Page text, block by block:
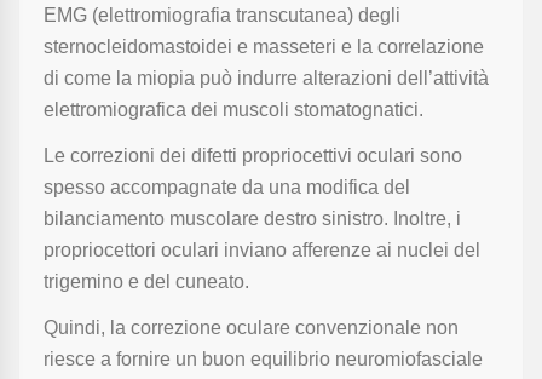
EMG (elettromiografia transcutanea) degli
sternocleidomastoidei e masseteri e la correlazione
di come la miopia può indurre alterazioni dell’attività
elettromiografica dei muscoli stomatognatici.
Le correzioni dei difetti propriocettivi oculari sono
spesso accompagnate da una modifica del
bilanciamento muscolare destro sinistro. Inoltre, i
propriocettori oculari inviano afferenze ai nuclei del
trigemino e del cuneato.
Quindi, la correzione oculare convenzionale non
riesce a fornire un buon equilibrio neuromiofasciale